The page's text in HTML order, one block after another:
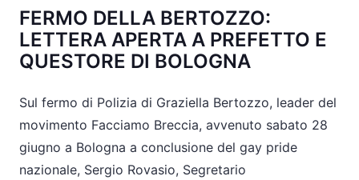
FERMO DELLA BERTOZZO:
LETTERA APERTA A PREFETTO E
QUESTORE DI BOLOGNA
Sul fermo di Polizia di Graziella Bertozzo, leader del
movimento Facciamo Breccia, avvenuto sabato 28
giugno a Bologna a conclusione del gay pride
nazionale, Sergio Rovasio, Segretario